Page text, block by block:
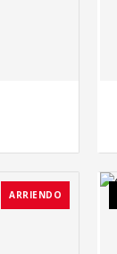
ARRIENDO